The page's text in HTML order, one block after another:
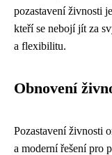
pozastavení živnosti
kteří se nebojí jít za
a flexibilitu.
Obnovení
Pozastavení živnosti
a moderní řešení pro